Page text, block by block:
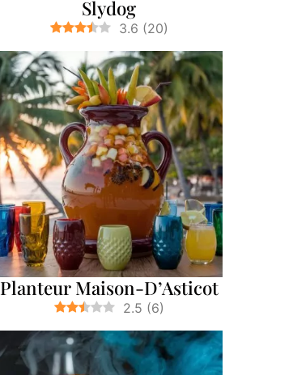
Slydog
3.6 (20)
Planteur Maison-D’Asticot
2.5 (6)